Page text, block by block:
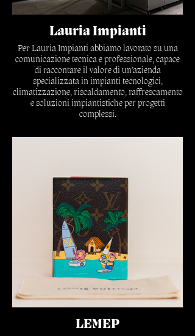
Lauria Impianti
Per Lauria Impianti abbiamo lavorato su una
comunicazione tecnica e professionale, capace
di raccontare il valore di un’azienda
specializzata in impianti tecnologici,
climatizzazione, riscaldamento, raffrescamento
e soluzioni impiantistiche per progetti
complessi.
Il progetto valorizza competenza, affidabilità e
Scopri di più
LEMEP